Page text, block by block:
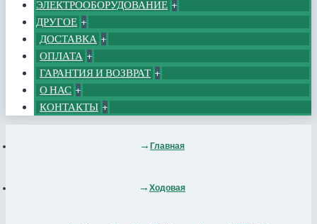
ЭЛЕКТРООБОРУДОВАНИЕ +
ДРУГОЕ +
ДОСТАВКА +
ОПЛАТА +
ГАРАНТИЯ И ВОЗВРАТ +
О НАС +
КОНТАКТЫ +
Главная
Ходовая